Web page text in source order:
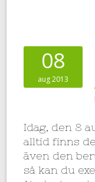
08
aug 2013
Idag, den 8
alltid finns
även den
så kan du